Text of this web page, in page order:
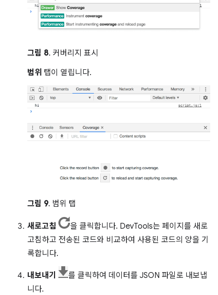
그림 8. 커버리지 표시
범위 탭이 열립니다.
그림 9. 범위 탭
새로고침
을 클릭합니다. DevTools는 페이지를 새로
고침하고 전송된 코드와 비교하여 사용된 코드의 양을 기
록합니다.
내보내기
를 클릭하여 데이터를 JSON 파일로 내보냅
니다.